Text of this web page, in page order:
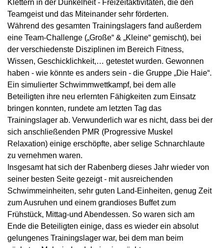
Klettern in der Dunkelheit - Freizeitaktivitäten, die den
Teamgeist und das Miteinander sehr förderten.
Während des gesamten Trainingslagers fand außerdem
eine Team-Challenge („Große“ & „Kleine“ gemischt), bei
der verschiedenste Disziplinen im Bereich Fitness,
Wissen, Geschicklichkeit,… getestet wurden. Gewonnen
haben - wie könnte es anders sein - die Gruppe „Die Haie“.
Ein simulierter Schwimmwettkampf, bei dem alle
Beteiligten ihre neu erlernten Fähigkeiten zum Einsatz
bringen konnten, rundete am letzten Tag das
Trainingslager ab. Verwunderlich war es nicht, dass bei der
sich anschließenden PMR (Progressive Muskel
Relaxation) einige erschöpfte, aber selige Schnarchlaute
zu vernehmen waren.
Insgesamt hat sich der Rabenberg dieses Jahr wieder von
seiner besten Seite gezeigt - mit ausreichenden
Schwimmeinheiten, sehr guten Land-Einheiten, genug Zeit
zum Ausruhen und einem grandioses Buffet zum
Frühstück, Mittag-und Abendessen. So waren sich am
Ende die Beteiligten einige, dass es wieder ein absolut
gelungenes Trainingslager war, bei dem man beim